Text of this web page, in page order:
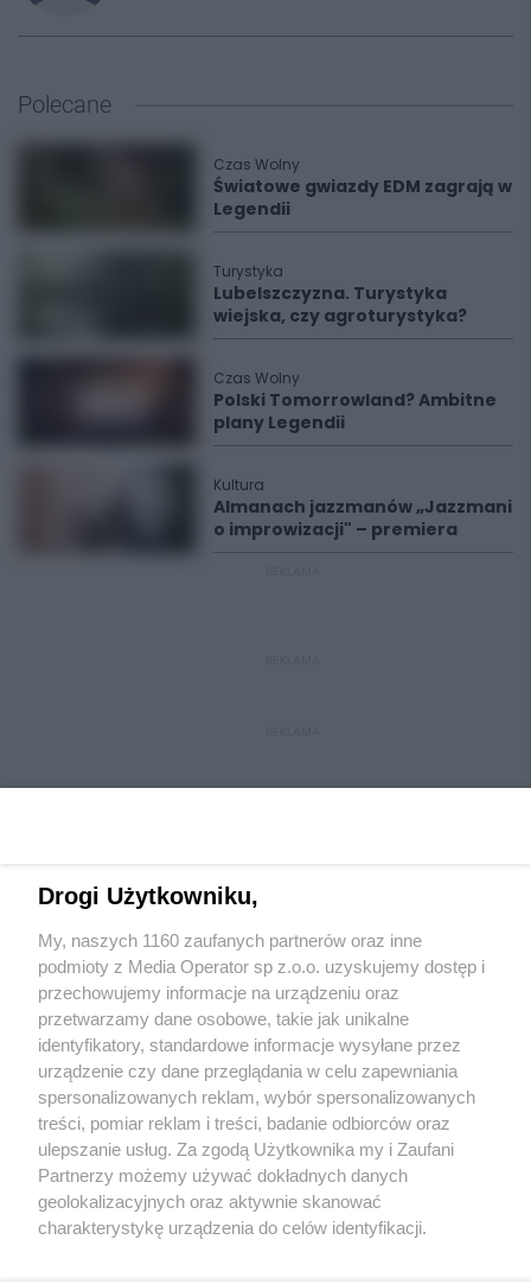
Polecane
Czas Wolny
Światowe gwiazdy EDM zagrają w
Legendii
Turystyka
Lubelszczyzna. Turystyka
wiejska, czy agroturystyka?
Czas Wolny
Polski Tomorrowland? Ambitne
plany Legendii
Kultura
Almanach jazzmanów „Jazzmani
o improwizacji" – premiera
Wydawca mediówlokalnych
Nie zapomnij
zapoznać się z:
polityką prywatności
Twojemiasto
Piekary Śląskie
Chorzów
Tarnowskie Góry
Skontakuj sięz nami
Kontakt
Redakcja
Newsletter
Drogi Użytkowniku,
My, naszych 1160 zaufanych partnerów oraz inne
podmioty z Media Operator sp z.o.o. uzyskujemy dostęp i
przechowujemy informacje na urządzeniu oraz
przetwarzamy dane osobowe, takie jak unikalne
identyfikatory, standardowe informacje wysyłane przez
urządzenie czy dane przeglądania w celu zapewniania
spersonalizowanych reklam, wybór spersonalizowanych
treści, pomiar reklam i treści, badanie odbiorców oraz
ulepszanie usług. Za zgodą Użytkownika my i Zaufani
Partnerzy możemy używać dokładnych danych
geolokalizacyjnych oraz aktywnie skanować
charakterystykę urządzenia do celów identyfikacji.